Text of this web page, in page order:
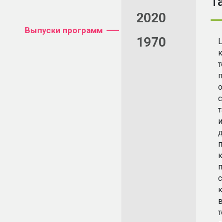
Выпуски программ
2020
1970